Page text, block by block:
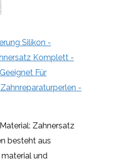
Silikon -
Komplett -
Für
-
Zahnersatz
besteht aus
und